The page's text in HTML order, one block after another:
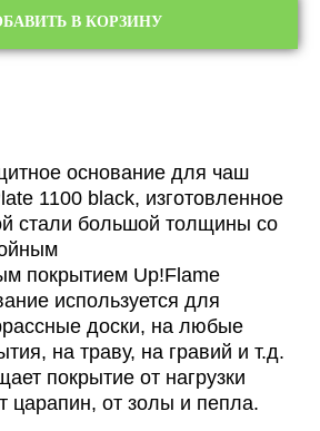
В КОРЗИНУ
основание для чаш
1100 black, изготовленное
стали большой толщины со
покрытием Up!Flame
используется для
доски, на любые
на траву, на гравий и т.д.
покрытие от нагрузки
царапин, от золы и пепла.